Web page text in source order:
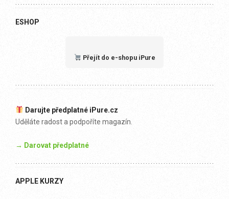
ESHOP
Přejít do e-shopu iPure
Darujte předplatné iPure.cz
Uděláte radost a podpoříte magazín.
→ Darovat předplatné
APPLE KURZY